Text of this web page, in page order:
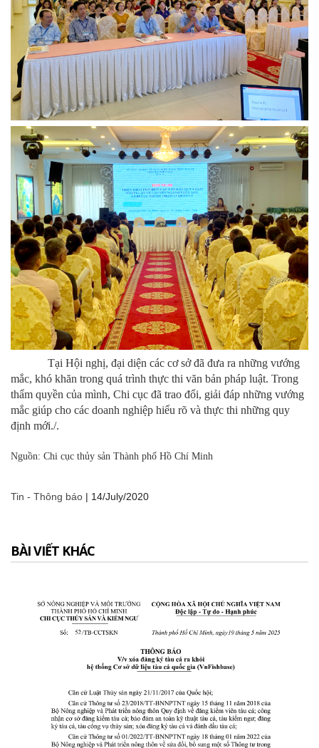
Tại Hội nghị, đại diện các cơ sở đã đưa ra những vướng
mắc, khó khăn trong quá trình thực thi văn bản pháp luật. Trong
thẩm quyền của mình, Chi cục đã trao đổi, giải đáp những vướng
mắc giúp cho các doanh nghiệp hiểu rõ và thực thi những quy
định mới./.
Nguồn: Chi cục thủy sản Thành phố Hồ Chí Minh
Tin - Thông báo | 14/July/2020
BÀI VIẾT KHÁC